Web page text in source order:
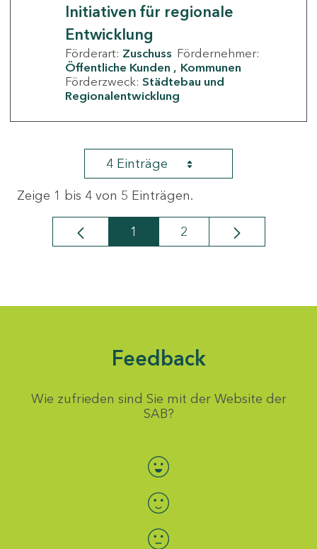
Initiativen für regionale
Entwicklung
Förderart: Zuschuss Fördernehmer:
Öffentliche Kunden
Kommunen
Förderzweck: Städtebau und
Regionalentwicklung
4 Einträge
Zeige 1 bis 4 von 5 Einträgen.
Seite
1 Seite
2
Feedback
Wie zufrieden sind Sie mit der Website der
SAB?
Bewertung auswählen